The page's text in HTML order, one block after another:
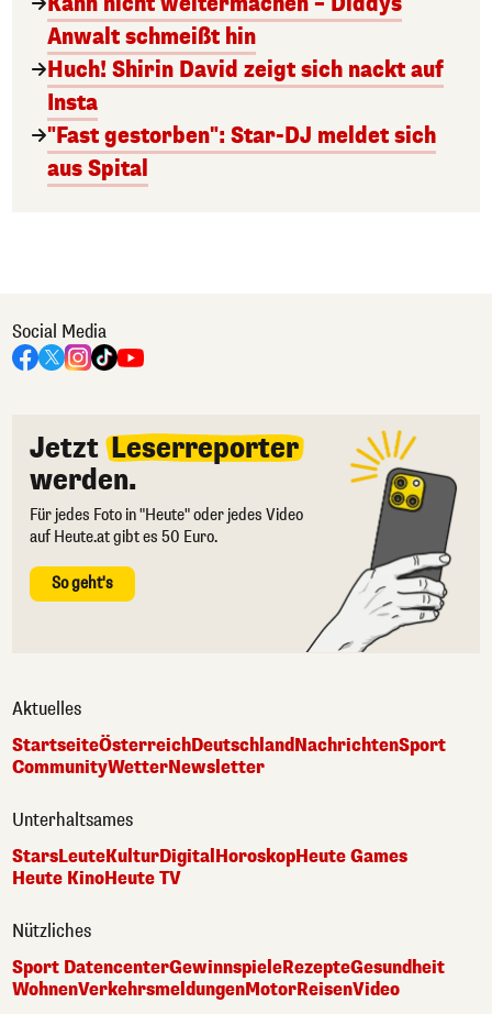
Anwalt schmeißt hin
Huch! Shirin David zeigt sich nackt auf
Insta
"Fast gestorben": Star-DJ meldet sich
aus Spital
Social Media
Jetzt Leserreporter
werden.
Für jedes Foto in "Heute" oder jedes Video
auf Heute.at gibt es 50 Euro.
So geht's
Aktuelles
StartseiteÖsterreichDeutschlandNachrichtenSport
CommunityWetterNewsletter
Unterhaltsames
StarsLeuteKulturDigitalHoroskopHeute Games
Heute KinoHeute TV
Nützliches
Sport DatencenterGewinnspieleRezepteGesundheit
WohnenVerkehrsmeldungenMotorReisenVideo